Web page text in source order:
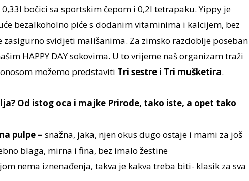
bočici sa sportskim čepom i 0,2l tetrapaku. Yippy je
bezalkoholno piće s dodanim vitaminima i kalcijem, bez
zasigurno svidjeti mališanima. Za zimsko razdoblje poseban
HAPPY DAY sokovima. U to vrijeme naš organizam traži
možemo predstaviti Tri sestre i Tri mušketira.
Od istog oca i majke Prirode, tako iste, a opet tako
pulpe = snažna, jaka, njen okus dugo ostaje i mami za još
blaga, mirna i fina, bez imalo žestine
nema iznenađenja, takva je kakva treba biti- klasik za sva